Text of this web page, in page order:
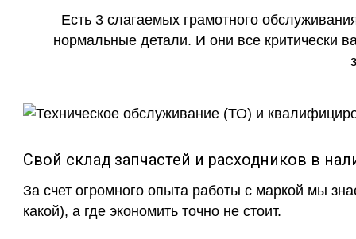
Есть 3 слагаемых грамотного
нормальные детали. И они все критически
Свой склад запчастей и расходников в
За счет огромного опыта работы с маркой мы
какой), а где экономить точно не стоит.